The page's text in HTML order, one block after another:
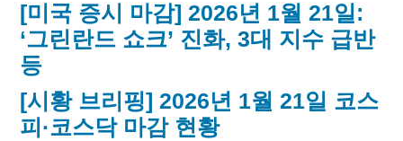
[미국 증시 마감] 2026년 1월 21일:
‘그린란드 쇼크’ 진화, 3대 지수 급반
등
[시황 브리핑] 2026년 1월 21일 코스
피·코스닥 마감 현황